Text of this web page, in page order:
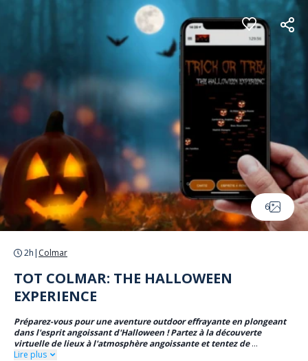
Panneau de gestion des cookies
6
2h | Colmar
TOT COLMAR: THE HALLOWEEN
EXPERIENCE
Préparez-vous pour une aventure outdoor effrayante en plongeant
dans l'esprit angoissant d'Halloween ! Partez à la découverte
virtuelle de lieux à l'atmosphère angoissante et tentez de...
Lire plus